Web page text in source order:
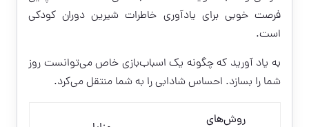
فرصت خوبی برای یادآوری خاطرات شیرین دوران کودکی
است.
به یاد آورید که چگونه یک اسباب‌بازی خاص می‌توانست روز
شما را بسازد. احساس شادابی را به شما منتقل می‌کرد.
روش‌های